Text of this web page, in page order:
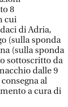
8
cui
di Adria,
(sulla sponda
(sulla sponda
sottoscritto da
dalle 9
al
a cura di